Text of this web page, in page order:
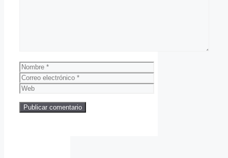
Nombre
Correo
electrónico
Web